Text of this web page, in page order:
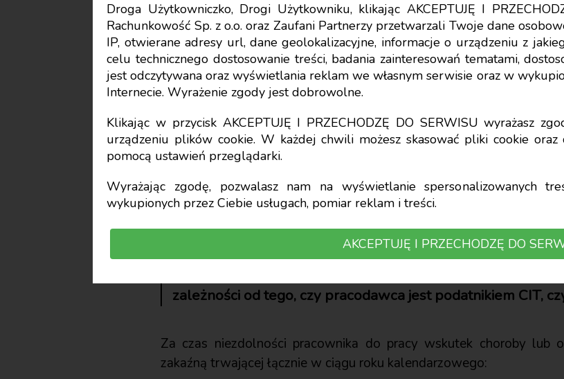
Droga Użytkowniczko, Drogi Użytkowniku, klikając AKCEPTUJĘ I
Rachunkowość Sp. z o.o. oraz Zaufani Partnerzy przetwarzali Twoje dane
IP, otwierane adresy url, dane geolokalizacyjne, informacje o urządzeniu z
celu technicznego dostosowanie treści, badania zainteresowań tematami,
jest odczytywana oraz wyświetlania reklam we własnym serwisie oraz w
Internecie. Wyrażenie zgody jest dobrowolne.
Klikając w przycisk AKCEPTUJĘ I PRZECHODZĘ DO SERWISU wyrażasz
urządzeniu plików cookie. W każdej chwili możesz skasować pliki cookie oraz
pomocą ustawień przeglądarki.
Wyrażając zgodę, pozwalasz nam na wyświetlanie spersonalizowanych
wykupionych przez Ciebie usługach, pomiar reklam i treści.
AKCEPTUJĘ I PRZECHODZĘ DO
Księgi rachunkowe
Zasiłek chorobowy
zakład pracy – ujęcie
księgowe
Mimo identycznie brzmiących przepisów updof i updop
zależności od tego, czy pracodawca jest podatnikiem CIT,
Za czas niezdolności pracownika do pracy wskutek choroby lub
zakaźną trwającej łącznie w ciągu roku kalendarzowego: